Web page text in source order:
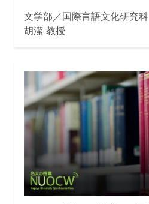
文学部／国際言語文化研究科
胡潔 教授